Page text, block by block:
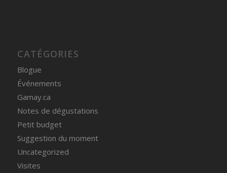
CATÉGORIES
Blogue
Événements
Gamay.ca
Notes de dégustations
Petit budget
Suggestion du moment
Uncategorized
Visites